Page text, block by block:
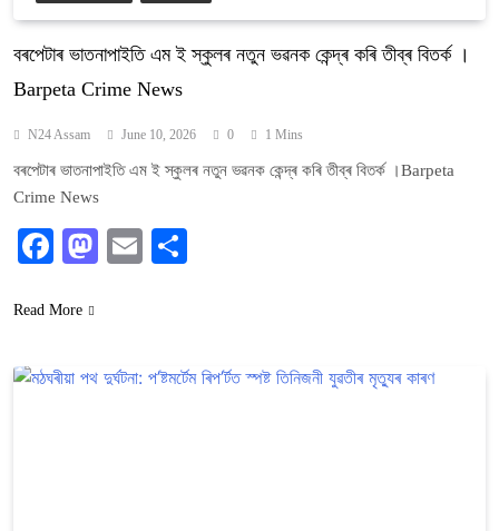
বৰপেটাৰ ভাতনাপাইতি এম ই স্কুলৰ নতুন ভৱনক কেন্দ্ৰ কৰি তীব্ৰ বিতৰ্ক ।
Barpeta Crime News
N24 Assam June 10, 2026 0 1 Mins
বৰপেটাৰ ভাতনাপাইতি এম ই স্কুলৰ নতুন ভৱনক কেন্দ্ৰ কৰি তীব্ৰ বিতৰ্ক ।Barpeta
Crime News
Facebook
Mastodon
Email
Read More